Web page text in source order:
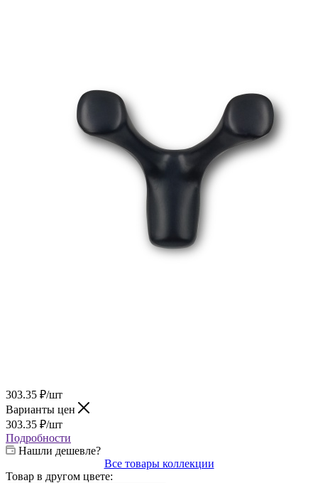
303.35 ₽/шт
Варианты цен
303.35 ₽/шт
Подробности
Нашли дешевле?
Все товары коллекции
Товар в другом цвете: